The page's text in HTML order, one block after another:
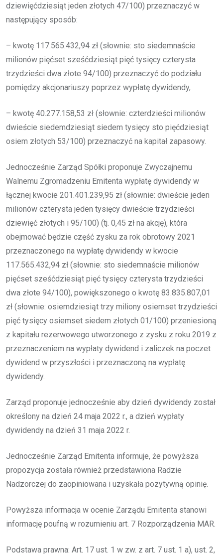
dziewięćdziesiąt jeden złotych 47/100) przeznaczyć w
następujący sposób:
– kwotę 117.565.432,94 zł (słownie: sto siedemnaście
milionów pięćset sześćdziesiąt pięć tysięcy czterysta
trzydzieści dwa złote 94/100) przeznaczyć do podziału
pomiędzy akcjonariuszy poprzez wypłatę dywidendy,
– kwotę 40.277.158,53 zł (słownie: czterdzieści milionów
dwieście siedemdziesiąt siedem tysięcy sto pięćdziesiąt
osiem złotych 53/100) przeznaczyć na kapitał zapasowy.
Jednocześnie Zarząd Spółki proponuje Zwyczajnemu
Walnemu Zgromadzeniu Emitenta wypłatę dywidendy w
łącznej kwocie 201.401.239,95 zł (słownie: dwieście jeden
milionów czterysta jeden tysięcy dwieście trzydzieści
dziewięć złotych i 95/100) (tj. 0,45 zł na akcję), która
obejmować będzie część zysku za rok obrotowy 2021
przeznaczonego na wypłatę dywidendy w kwocie
117.565.432,94 zł (słownie: sto siedemnaście milionów
pięćset sześćdziesiąt pięć tysięcy czterysta trzydzieści
dwa złote 94/100), powiększonego o kwotę 83.835.807,01
zł (słownie: osiemdziesiąt trzy miliony osiemset trzydzieści
pięć tysięcy osiemset siedem złotych 01/100) przeniesioną
z kapitału rezerwowego utworzonego z zysku z roku 2019 z
przeznaczeniem na wypłaty dywidend i zaliczek na poczet
dywidend w przyszłości i przeznaczoną na wypłatę
dywidendy.
Zarząd proponuje jednocześnie aby dzień dywidendy został
określony na dzień 24 maja 2022 r., a dzień wypłaty
dywidendy na dzień 31 maja 2022 r.
Jednocześnie Zarząd Emitenta informuje, że powyższa
propozycja została również przedstawiona Radzie
Nadzorczej do zaopiniowana i uzyskała pozytywną opinię.
Powyższa informacja w ocenie Zarządu Emitenta stanowi
informację poufną w rozumieniu art. 7 Rozporządzenia MAR.
Podstawa prawna: Art. 17 ust. 1 w zw. z art. 7 ust. 1 a), ust. 2,